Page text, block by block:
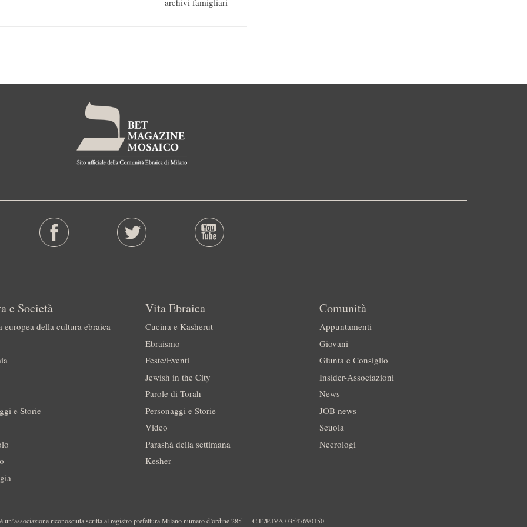
e Società
europea della cultura ebraica
e Storie
Vita Ebraica
Cucina e Kasherut
Ebraismo
Feste/Eventi
Jewish in the City
Parole di Torah
Personaggi e Storie
Video
Parashà della settimana
Kesher
Comunità
Appuntamenti
Giovani
Giunta e Consiglio
Insider-Associazioni
News
JOB news
Scuola
Necrologi
un’associazione riconosciuta scritta al registro prefettura Milano numero d’ordine 285 C.F./P.IVA 03547690150